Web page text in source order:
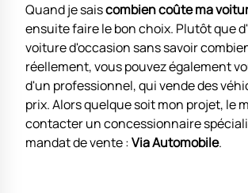
Quand je saiscombien coûte ma
ensuite faire le bon choix. Plutôt que
voiture d'occasion sans savoir
réellement, vous pouvez également
d'un professionnel, qui vende des
prix. Alors quelque soit mon projet, le
contacter un concessionnaire
mandat de vente :Via Automobile.